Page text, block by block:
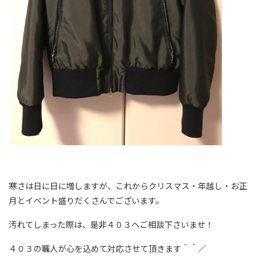
寒さは日に日に増しますが、これからクリスマス・年越し・お正
月とイベント盛りだくさんでございます。
汚れてしまった際は、是非４０３へご相談下さいませ！
４０３の職人が心を込めて対応させて頂きます＾＾／